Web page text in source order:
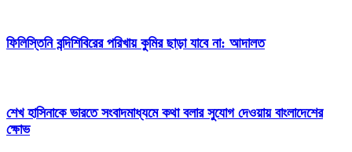
ফিলিস্তিনি বন্দিশিবিরের পরিখায় কুমির ছাড়া যাবে না: আদালত
শেখ হাসিনাকে ভারতে সংবাদমাধ্যমে কথা বলার সুযোগ দেওয়ায় বাংলাদেশের
ক্ষোভ